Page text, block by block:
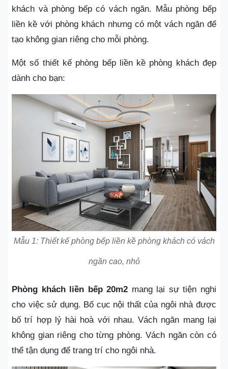
khách và phòng bếp có vách ngăn. Mẫu phòng bếp
liền kề với phòng khách nhưng có một vách ngăn để
tạo không gian riêng cho mỗi phòng.
Một số thiết kế phòng bếp liền kề phòng khách đẹp
dành cho bạn:
Mẫu 1: Thiết kế phòng bếp liền kề phòng khách có vách
ngăn cao, nhỏ
Phòng khách liền bếp 20m2 mang lại sự tiện nghi
cho việc sử dụng. Bố cục nội thất của ngôi nhà được
bố trí hợp lý hài hoà với nhau. Vách ngăn mang lại
không gian riêng cho từng phòng. Vách ngăn còn có
thể tận dụng để trang trí cho ngôi nhà.